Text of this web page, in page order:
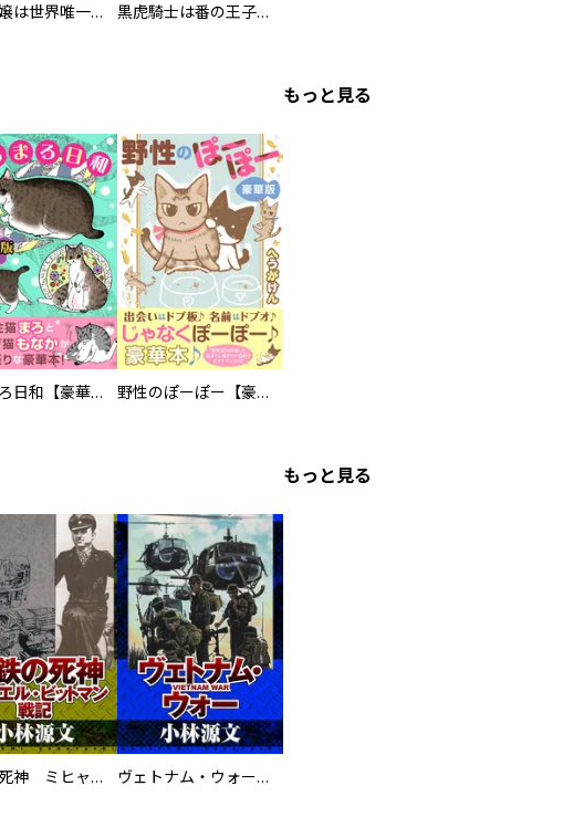
悪役令嬢は世界唯一のモフモフ聖獣様をペットにしたい～感情がないはずの完璧王子が私にだけ微笑んでくるのは想定外ですが～ 黒虎騎士は番の王子を溺愛して離さない
もっと見る
まろまろ日和【豪華版】 野性のぽーぽー【豪華版】
もっと見る
鋼鉄の死神 ミヒャエル・ビットマン戦記 ヴェトナム・ウォー VIETNAM WAR